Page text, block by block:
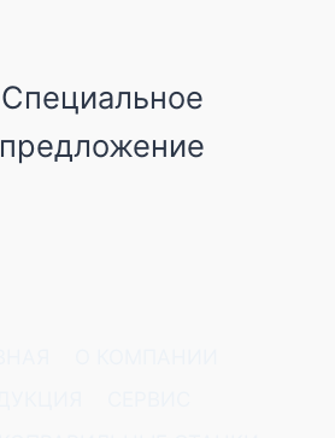
Специальное
предложение